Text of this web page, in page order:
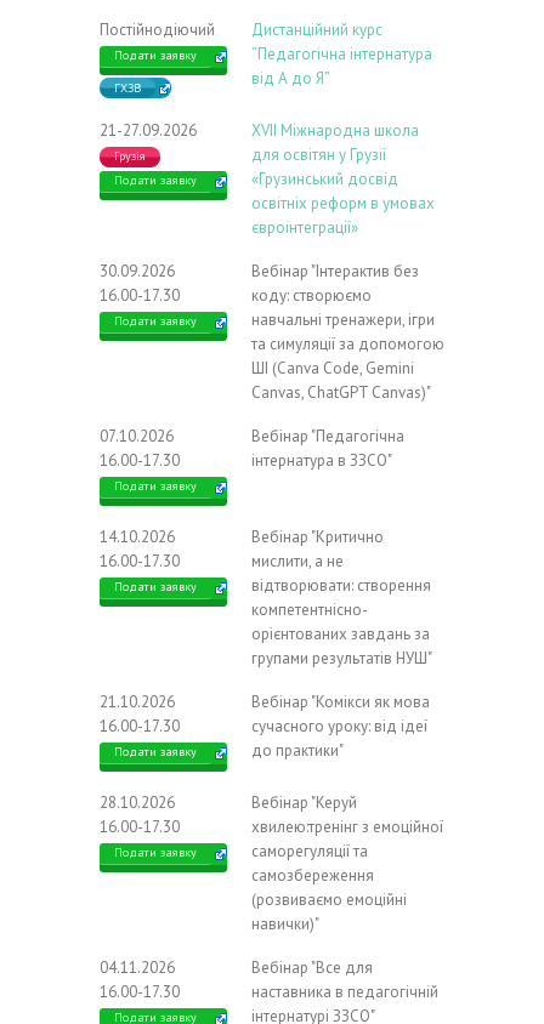
Постійнодіючий
Подати заявку
ГХЗВ
Дистанційний курс
“Педагогічна інтернатура
від А до Я”
21-27.09.2026
Грузія
Подати заявку
ХVIІ Міжнародна школа
для освітян у Грузії
«Грузинський досвід
освітніх реформ в умовах
євроінтеграції»
30.09.2026
16.00-17.30
Подати заявку
Вебінар "Інтерактив без
коду: створюємо
навчальні тренажери, ігри
та симуляції за допомогою
ШІ (Canva Code, Gemini
Canvas, ChatGPT Canvas)"
07.10.2026
16.00-17.30
Подати заявку
Вебінар "Педагогічна
інтернатура в ЗЗСО"
14.10.2026
16.00-17.30
Подати заявку
Вебінар "Критично
мислити, а не
відтворювати: створення
компетентнісно-
орієнтованих завдань за
групами результатів НУШ"
21.10.2026
16.00-17.30
Подати заявку
Вебінар "Комікси як мова
сучасного уроку: від ідеї
до практики"
28.10.2026
16.00-17.30
Подати заявку
Вебінар "Керуй
хвилею:тренінг з емоційної
саморегуляції та
самозбереження
(розвиваємо емоційні
навички)"
04.11.2026
16.00-17.30
Подати заявку
Вебінар "Все для
наставника в педагогічній
інтернатурі ЗЗСО"